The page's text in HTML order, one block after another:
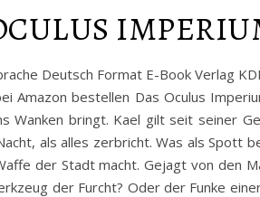
Deutsch Format E-Book Verlag
bestellen Das Oculus
Wanken bringt. Kael gilt seit seiner
als alles zerbricht. Was als Spott
der Stadt macht. Gejagt von den
der Furcht? Oder der Funke